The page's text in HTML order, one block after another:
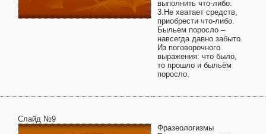
выполнить что-либо.
3.Не хватает средств,
приобрести что-либо.
Быльем поросло –
навсегда давно забыто.
Из поговорочного
выражения: что было,
то прошло и быльём
поросло.
Слайд №9
Фразеологизмы